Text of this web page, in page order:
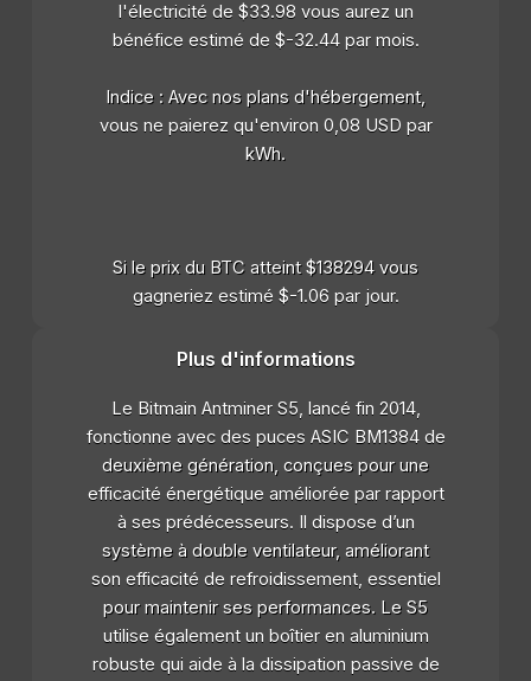
l'électricité de $33.98 vous aurez un
bénéfice estimé de $-32.44 par mois.
Indice : Avec nos plans d'hébergement,
vous ne paierez qu'environ 0,08 USD par
kWh.
Si le prix du BTC atteint $138294 vous
gagneriez estimé $-1.06 par jour.
Plus d'informations
Le Bitmain Antminer S5, lancé fin 2014,
fonctionne avec des puces ASIC BM1384 de
deuxième génération, conçues pour une
efficacité énergétique améliorée par rapport
à ses prédécesseurs. Il dispose d’un
système à double ventilateur, améliorant
son efficacité de refroidissement, essentiel
pour maintenir ses performances. Le S5
utilise également un boîtier en aluminium
robuste qui aide à la dissipation passive de